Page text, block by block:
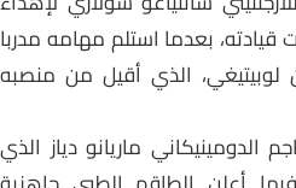
بعدما استلم مهامه مدربا
الذي أقيل من منصبه
ماريانو دياز الذي